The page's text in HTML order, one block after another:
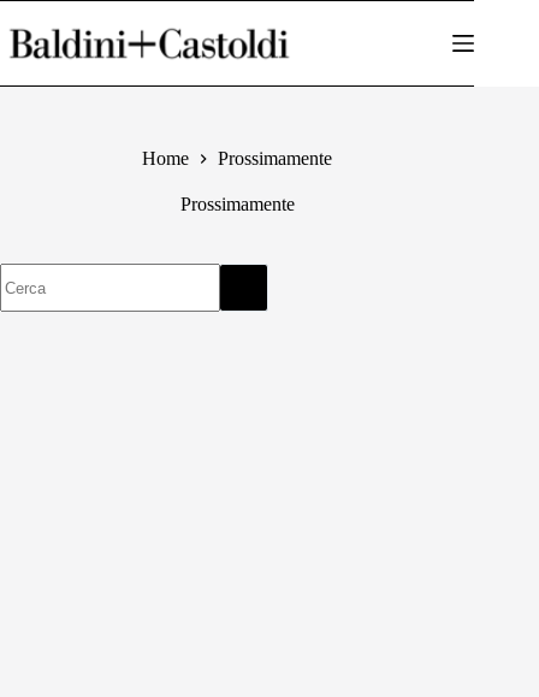
al
contenuto
Home Prossimamente
Prossimamente
risultato